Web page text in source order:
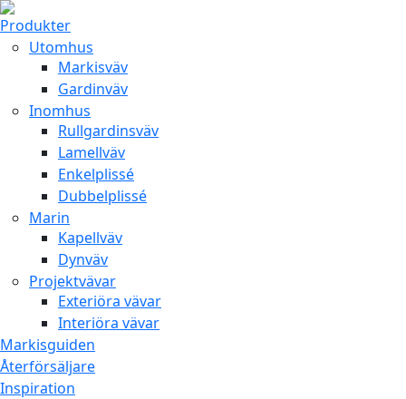
Produkter
Utomhus
Markisväv
Gardinväv
Inomhus
Rullgardinsväv
Lamellväv
Enkelplissé
Dubbelplissé
Marin
Kapellväv
Dynväv
Projektvävar
Exteriöra vävar
Interiöra vävar
Markisguiden
Återförsäljare
Inspiration